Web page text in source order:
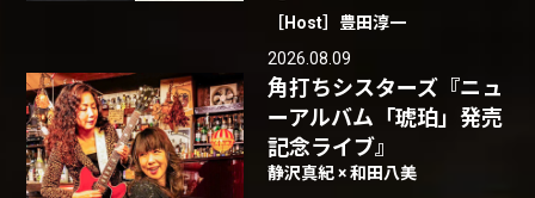
［Host］豊田淳一
2026.08.09
角打ちシスターズ『ニュ
ーアルバム「琥珀」発売
記念ライブ』
静沢真紀 × 和田八美